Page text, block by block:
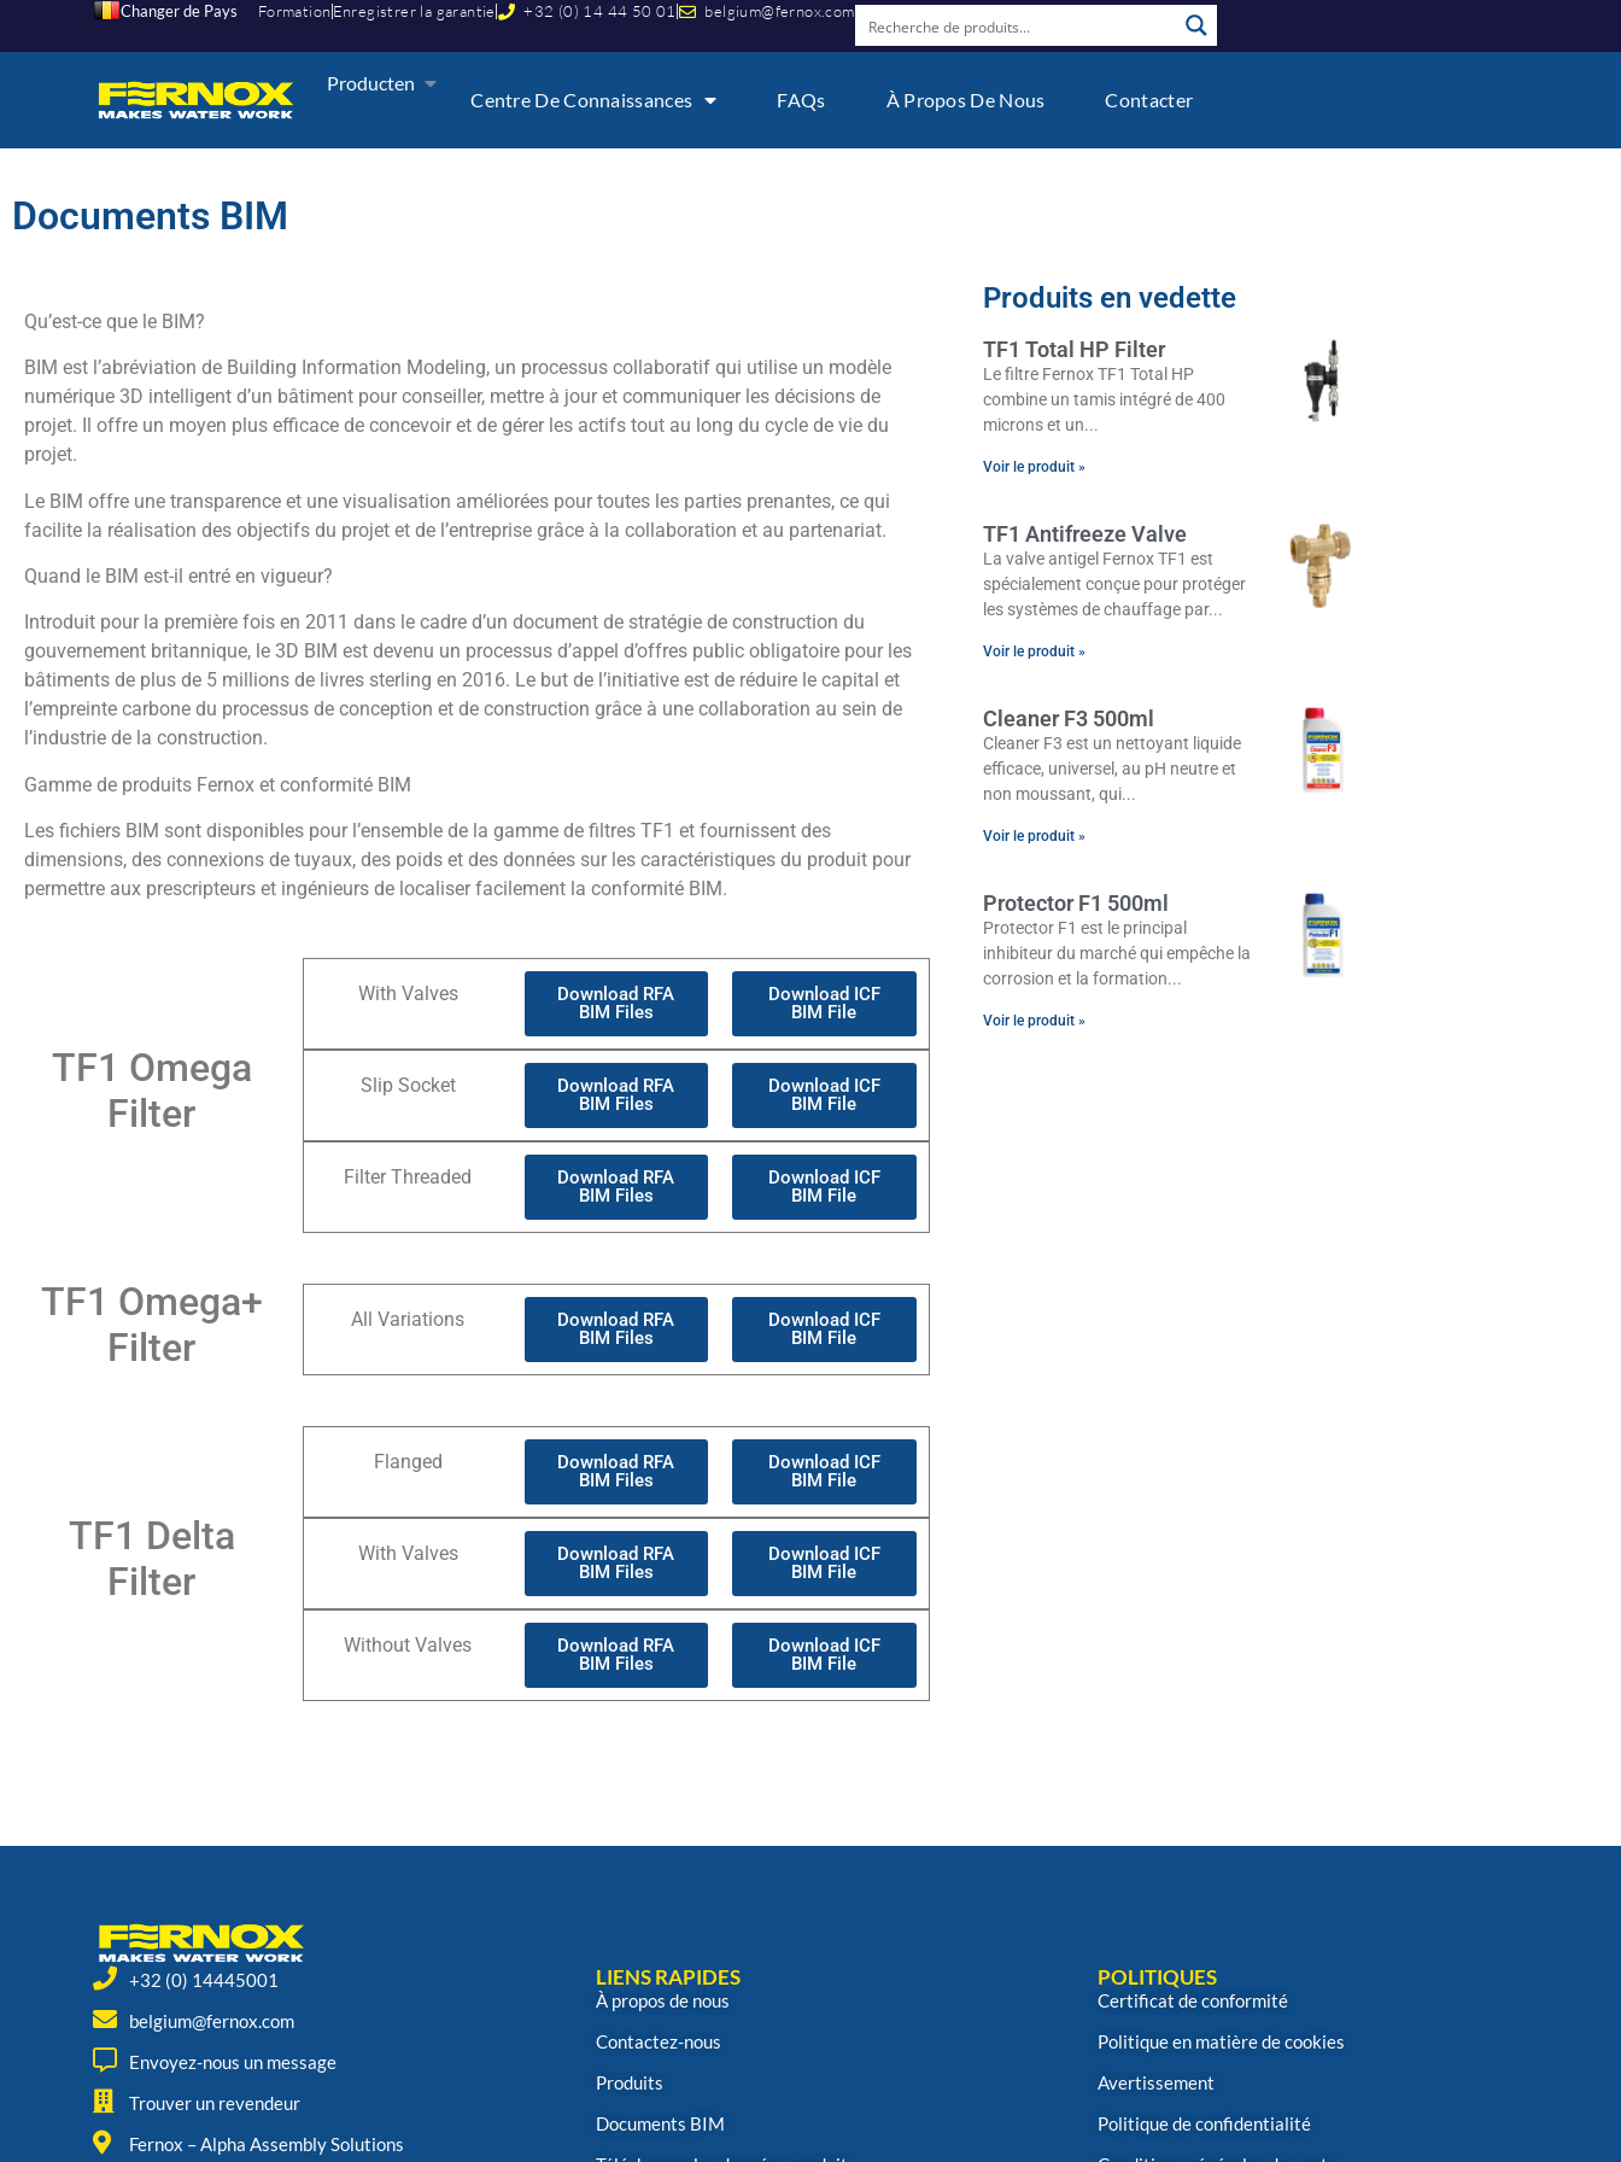
Changer de Pays FormationEnregistrer la garantie +32 (0) 14 44 50 01 belgium@fernox.com
Producten
Centre De Connaissances FAQs À Propos De Nous Contacter
Documents BIM
Qu’est-ce que le BIM?
BIM est l’abréviation de Building Information Modeling, un processus collaboratif qui utilise un modèle
numérique 3D intelligent d’un bâtiment pour conseiller, mettre à jour et communiquer les décisions de
projet. Il offre un moyen plus efficace de concevoir et de gérer les actifs tout au long du cycle de vie du
projet.
Le BIM offre une transparence et une visualisation améliorées pour toutes les parties prenantes, ce qui
facilite la réalisation des objectifs du projet et de l’entreprise grâce à la collaboration et au partenariat.
Quand le BIM est-il entré en vigueur?
Introduit pour la première fois en 2011 dans le cadre d’un document de stratégie de construction du
gouvernement britannique, le 3D BIM est devenu un processus d’appel d’offres public obligatoire pour les
bâtiments de plus de 5 millions de livres sterling en 2016. Le but de l’initiative est de réduire le capital et
l’empreinte carbone du processus de conception et de construction grâce à une collaboration au sein de
l’industrie de la construction.
Gamme de produits Fernox et conformité BIM
Les fichiers BIM sont disponibles pour l’ensemble de la gamme de filtres TF1 et fournissent des
dimensions, des connexions de tuyaux, des poids et des données sur les caractéristiques du produit pour
permettre aux prescripteurs et ingénieurs de localiser facilement la conformité BIM.
TF1 Omega
Filter
With Valves
Download RFA
BIM Files
Download ICF
BIM File
Slip Socket
Download RFA
BIM Files
Download ICF
BIM File
Filter Threaded
Download RFA
BIM Files
Download ICF
BIM File
TF1 Omega+
Filter
All Variations
Download RFA
BIM Files
Download ICF
BIM File
TF1 Delta
Filter
Flanged
Download RFA
BIM Files
Download ICF
BIM File
With Valves
Download RFA
BIM Files
Download ICF
BIM File
Without Valves
Download RFA
BIM Files
Download ICF
BIM File
Produits en vedette
TF1 Total HP Filter
Le filtre Fernox TF1 Total HP
combine un tamis intégré de 400
microns et un
Voir le produit »
TF1 Antifreeze Valve
La valve antigel Fernox TF1 est
spécialement conçue pour protéger
les systèmes de chauffage par
Voir le produit »
Cleaner F3 500ml
Cleaner F3 est un nettoyant liquide
efficace, universel, au pH neutre et
non moussant, qui
Voir le produit »
Protector F1 500ml
Protector F1 est le principal
inhibiteur du marché qui empêche la
corrosion et la formation
Voir le produit »
+32 (0) 14445001
belgium@fernox.com
Envoyez-nous un message
Trouver un revendeur
Fernox – Alpha Assembly Solutions
LIENS RAPIDES
À propos de nous
Contactez-nous
Produits
Documents BIM
POLITIQUES
Certificat de conformité
Politique en matière de cookies
Avertissement
Politique de confidentialité